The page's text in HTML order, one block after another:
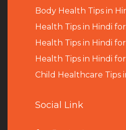
Body Health Tips in
Health Tips in Hindi
Health Tips in Hindi
Health Tips in Hindi
Child Healthcare Tips
Social Link